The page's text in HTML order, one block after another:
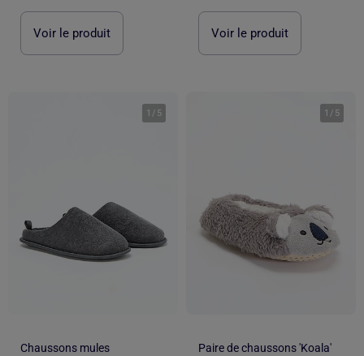
Voir le produit Voir le produit
1 / 5
Chaussons mules
1 / 5
Paire de chaussons 'Koala'